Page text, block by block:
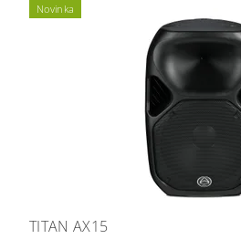
Novinka
TITAN AX15